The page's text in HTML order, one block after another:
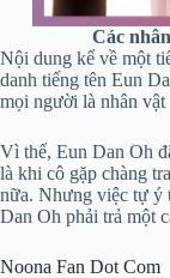
Các
Nội dung kể về một
danh tiếng tên Eun
mọi người là nhân
Vì thế, Eun Dan Oh
là khi cô gặp chàng
nữa. Nhưng việc tự ý
Dan Oh phải trả một
Noona Fan Dot Com